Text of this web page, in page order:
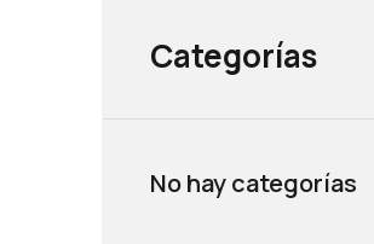
Categorías
No hay categorías